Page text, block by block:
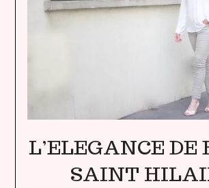
L’ELEGANCE DE
SAINT